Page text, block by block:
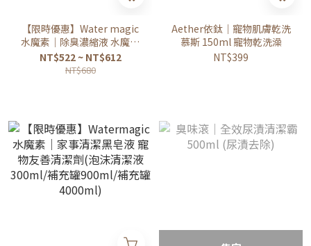
【限時優惠】Water magic
水魔素｜除臭濃縮液 水魔素
除臭液(可水氧機、掃地機器
人、寵物家庭專用香氛)
NT$522 ~ NT$612
NT$680
Aether依鈦｜寵物肌膚乾洗
慕斯 150ml 寵物乾洗澡
NT$399